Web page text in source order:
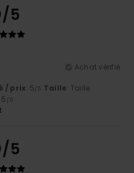
/5
Achat vérifié
/ prix: 5/5 Taille: Taille
5 /5
/5